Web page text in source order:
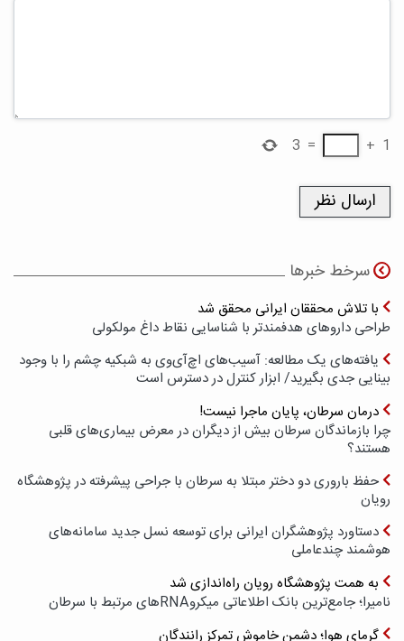
1
+
=
3
سرخط خبرها
با تلاش محققان ایرانی محقق شد
طراحی داروهای هدفمندتر با شناسایی نقاط داغ مولکولی
یافته‌های یک مطالعه: آسیب‌های اچ‌آی‌وی به شبکیه چشم را با وجود
بینایی جدی بگیرید/ ابزار کنترل در دسترس است
درمان سرطان، پایان ماجرا نیست!
چرا بازماندگان سرطان بیش از دیگران در معرض بیماری‌های قلبی
هستند؟
حفظ باروری دو دختر مبتلا به سرطان با جراحی پیشرفته در پژوهشگاه
رویان
دستاورد پژوهشگران ایرانی برای توسعه نسل جدید سامانه‌های
هوشمند چندعاملی
به همت پژوهشگاه رویان راه‌اندازی شد
نامیرا؛ جامع‌ترین بانک اطلاعاتی میکروRNAهای مرتبط با سرطان
گرمای هوا؛ دشمن خاموش تمرکز رانندگان